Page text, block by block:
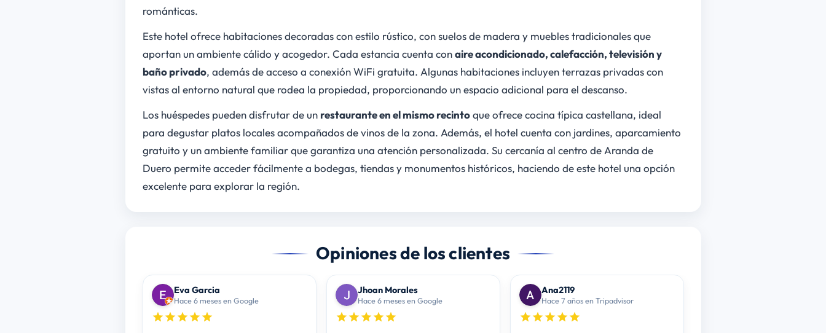
románticas.
Este hotel ofrece habitaciones decoradas con estilo rústico, con suelos de madera y muebles tradicionales que
aportan un ambiente cálido y acogedor. Cada estancia cuenta conaire acondicionado, calefacción, televisión y
baño privado, además de acceso a conexión WiFi gratuita. Algunas habitaciones incluyen terrazas privadas con
vistas al entorno natural que rodea la propiedad, proporcionando un espacio adicional para el descanso.
Los huéspedes pueden disfrutar de un restaurante en el mismo recintoque ofrece cocina típica castellana, ideal
para degustar platos locales acompañados de vinos de la zona. Además, el hotel cuenta con jardines, aparcamiento
gratuito y un ambiente familiar que garantiza una atención personalizada. Su cercanía al centro de Aranda de
Duero permite acceder fácilmente a bodegas, tiendas y monumentos históricos, haciendo de este hotel una opción
excelente para explorar la región.
Opiniones de los clientes
Eva Garcia
Hace 6 meses en Google
Jhoan Morales
Hace 6 meses en Google
Ana2119
Hace 7 años en Tripadvisor